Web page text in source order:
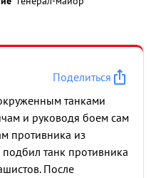
Поделиться
танками
и руководя боем сам
противника из
танк противника
После